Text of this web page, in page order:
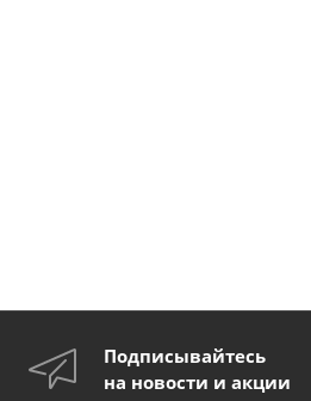
Подписывайтесь
на новости и акции